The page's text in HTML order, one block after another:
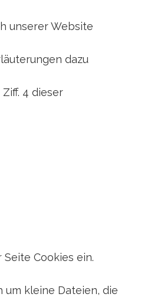
unserer Website
dazu
4 dieser
Cookies ein.
um kleine Dateien, die